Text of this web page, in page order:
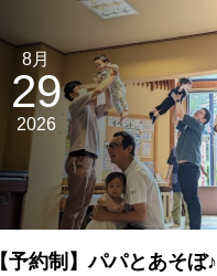
8月
29
2026
【予約制】パパとあそぼ♪